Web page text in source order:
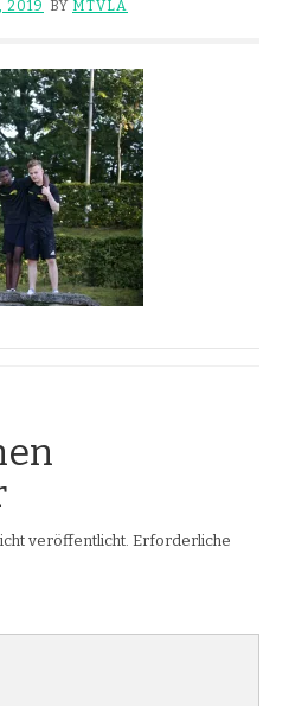
2019 BY MTVLA
veröffentlicht. Erforderliche